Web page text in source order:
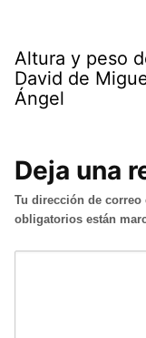
Altura y peso
David de
Ángel
Deja una
Tu dirección de
obligatorios están